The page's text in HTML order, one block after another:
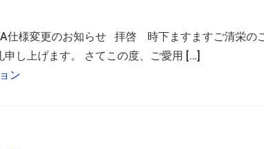
仕様変更のお知らせ 拝啓 時下ますますご清栄の
し上げます。 さてこの度、ご愛用 […]
ン